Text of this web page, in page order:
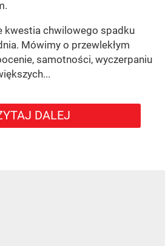
kwestia chwilowego spadku
Mówimy o przewlekłym
samotności, wyczerpaniu
DALEJ